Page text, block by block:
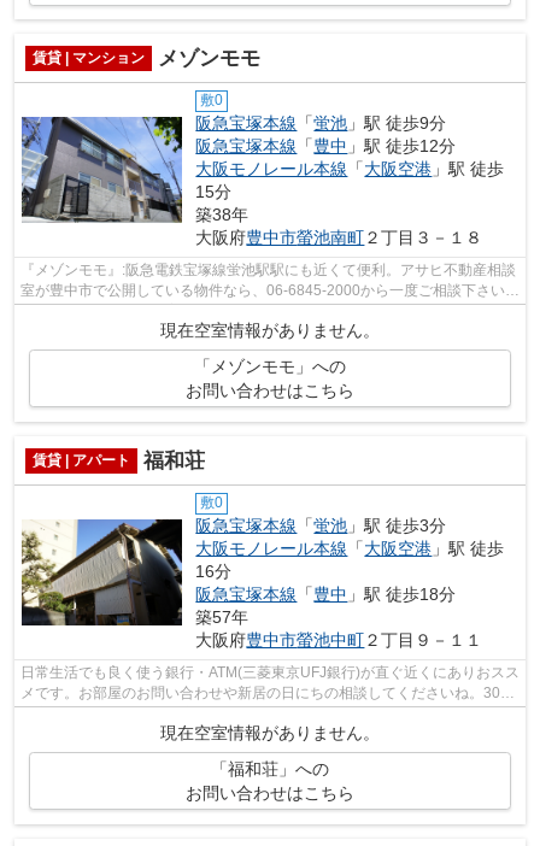
賃貸 | マンション メゾンモモ
敷0
阪急宝塚本線 「蛍池 」駅 徒歩9分
阪急宝塚本線 「豊中 」駅 徒歩12分
大阪モノレール本線 「大阪空港 」駅 徒歩
15分
築38年
大阪府豊中市螢池南町２丁目３－１８
『メゾンモモ』:阪急電鉄宝塚線蛍池駅駅にも近くて便利。アサヒ不動産相談
室が豊中市で公開している物件なら、06-6845-2000から一度ご相談下さい。
現在空室情報がありません。
「メゾンモモ」への
お問い合わせはこちら
賃貸 | アパート 福和荘
敷0
阪急宝塚本線 「蛍池 」駅 徒歩3分
大阪モノレール本線 「大阪空港 」駅 徒歩
16分
阪急宝塚本線 「豊中 」駅 徒歩18分
築57年
大阪府豊中市螢池中町２丁目９－１１
日常生活でも良く使う銀行・ATM(三菱東京UFJ銀行)が直ぐ近くにありおスス
メです。お部屋のお問い合わせや新居の日にちの相談してくださいね。30㎡
の広さがあり、とても快適。木造建築...
現在空室情報がありません。
「福和荘」への
お問い合わせはこちら